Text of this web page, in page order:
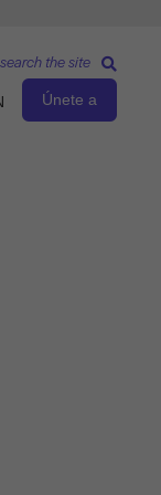
Únete a
search the site